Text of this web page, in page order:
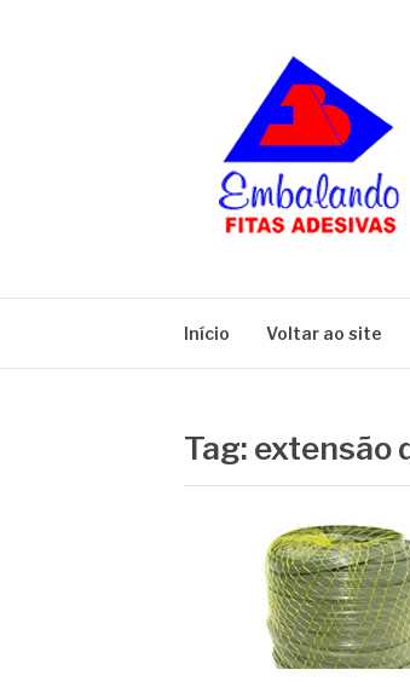
Início Voltar ao site
Tag: extensão